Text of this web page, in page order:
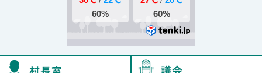
村長室